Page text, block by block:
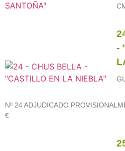
-
Nº 24 ADJUDICADO
€